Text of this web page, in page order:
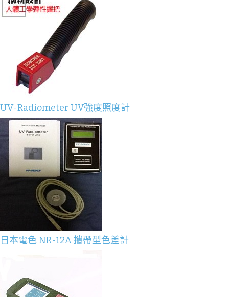
UV-Radiometer UV強度照度計
日本電色 NR-12A 攜帶型色差計